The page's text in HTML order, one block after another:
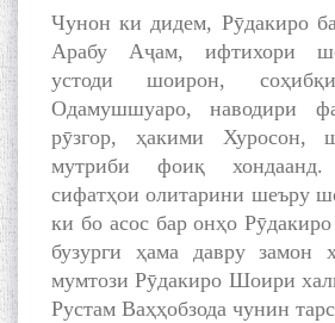
Чунон ки дидем, Рӯдакиро
Арабу Аҷам, ифтихори
устоди шоирон,
Одамушшуаро, наводири
рӯзгор, ҳакими Хуросон,
мутриби фоиқ
сифатҳои олитарини шеъру
ки бо асос бар онҳо
бузурги ҳама давру замон
мумтози Рӯдакиро Шоири
Рустам Ваҳҳобзода чунин
The Persian Gulf Beautiful
poetry from Устод Мумин
Қаноат (Ustod Mumin Qanoat)
and Master Mehryar
Mehrafarin about the conflict
of the name of the Persian
Сайри Дарвоз бо Мӯъмин
Қаноат: Чанор ҳам "гап"
мезанад